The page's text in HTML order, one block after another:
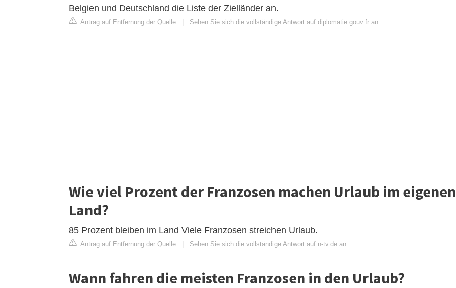
Belgien und Deutschland die Liste der Zielländer an.
Antrag auf Entfernung der Quelle Sehen Sie sich die vollständige Antwort auf diplomatie.gouv.fr an
Wie viel Prozent der Franzosen machen Urlaub im eigenen
Land?
85 Prozent bleiben im Land Viele Franzosen streichen Urlaub.
Antrag auf Entfernung der Quelle Sehen Sie sich die vollständige Antwort auf n-tv.de an
Wann fahren die meisten Franzosen in den Urlaub?